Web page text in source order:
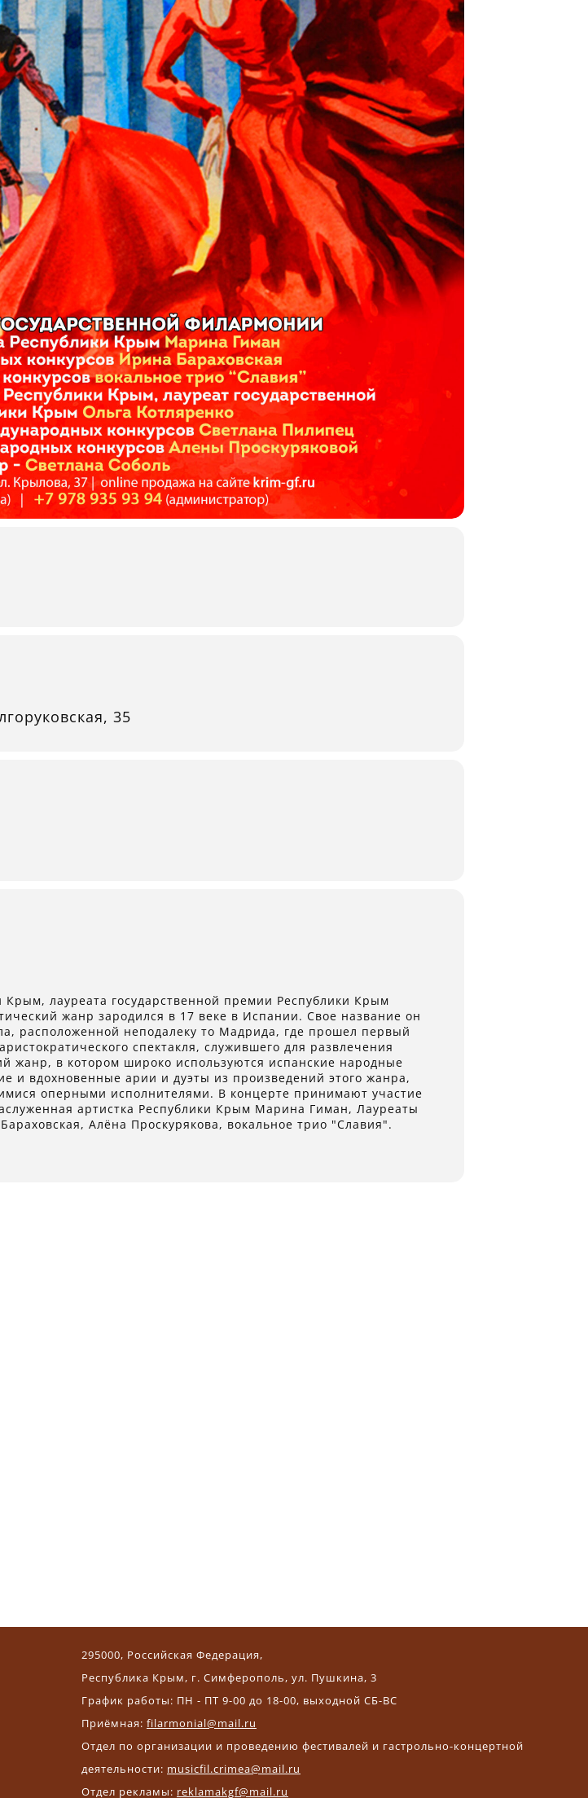
35
лауреата государственной премии Республики Крым
жанр зародился в 17 веке в Испании. Свое название он
расположенной неподалеку то Мадрида, где прошел первый
спектакля, служившего для развлечения
жанр, в котором широко используются испанские народные
и вдохновенные арии и дуэты из произведений этого жанра,
оперными исполнителями. В концерте принимают участие
артистка Республики Крым Марина Гиман, Лауреаты
Алёна Проскурякова, вокальное трио "Славия".
295000, Российская Федерация,
Республика Крым, г. Симферополь, ул. Пушкина, 3
График работы: ПН - ПТ 9-00 до 18-00, выходной СБ-ВС
Приёмная: filarmonial@mail.ru
Отдел по организации и проведению фестивалей и гастрольно-концертной
деятельности: musicfil.crimea@mail.ru
Отдел рекламы: reklamakgf@mail.ru